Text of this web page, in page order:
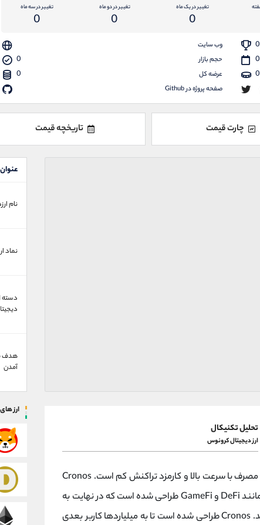
تغییر در یک ماه
0
تغییر در دو ماه
0
تغییر در سه ماه
0
0
وب سایت
0 حجم بازار 0
0 عرضه کل 0
صفحه پروژه در Github
چارت قیمت تاریخچه قیمت
عنوان
نام
نماد
دسته
هدف
آمدن
تحلیل تکنیکال
ارز دیجیتال کرونوس
کرونوس یک بلاک چین عمومی غیرمتمرکز، منبع باز و کم مصرف با سرعت بالا و کارمزد تراکنش کم است. Cronos
برای پشتیبانی از اقتصاد سازندگان با برنامه های Web3 مانند DeFi و GameFi طراحی شده است که در نهایت به
عنوان زیرساخت اساسی برای یک متاورس باز عمل می کند. Cronos طراحی شده است تا به میلیاردها کاربر بعدی
ارز